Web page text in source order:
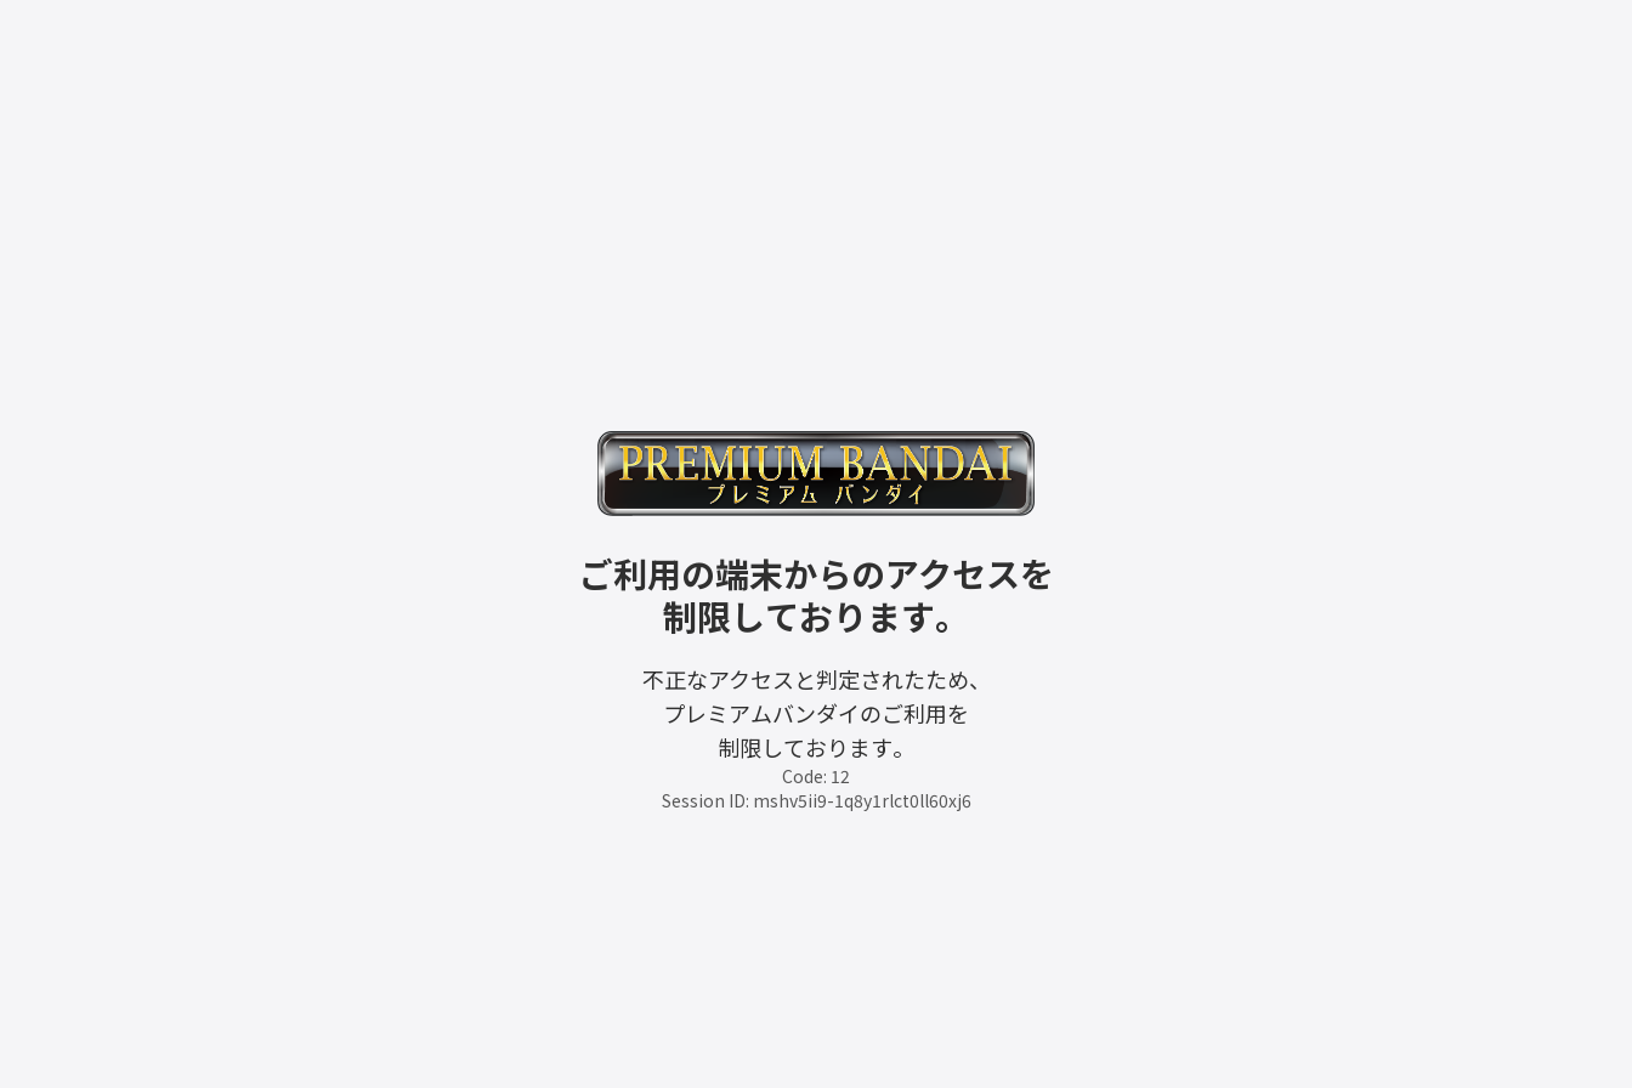
ご利用の端末からのアクセスを
制限しております。
不正なアクセスと判定されたため、
プレミアムバンダイのご利用を
制限しております。
Code: 12
Session ID: mshv5ii9-1q8y1rlct0ll60xj6